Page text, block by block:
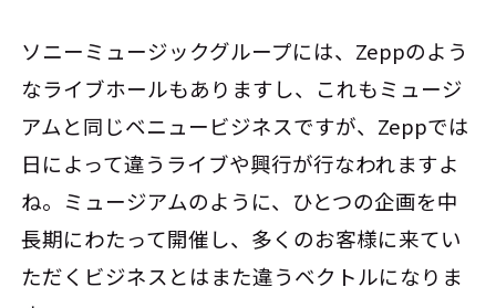
ソニーミュージックグループには、Zeppのよう
なライブホールもありますし、これもミュージ
アムと同じベニュービジネスですが、Zeppでは
日によって違うライブや興行が行なわれますよ
ね。ミュージアムのように、ひとつの企画を中
長期にわたって開催し、多くのお客様に来てい
ただくビジネスとはまた違うベクトルになりま